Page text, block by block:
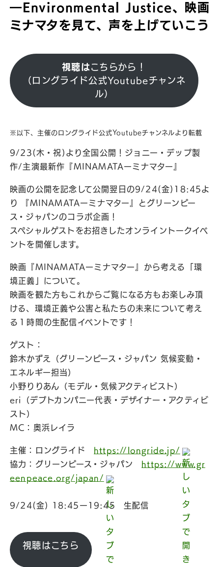
―Environmental Justice、映画
ミナマタを見て、声を上げていこう
視聴は こちらから！
（ロングライド公式Youtubeチャンネ
ル）
※以下、主催のロングライド公式Youtubeチャンネルより転載
9/23(木・祝)より全国公開！ジョニー・デップ製
作/主演最新作『MINAMATAーミナマター』
映画の公開を記念して公開翌日の9/24(金)18:45よ
り 『MINAMATAーミナマター』とグリーンピー
ス・ジャパンのコラボ企画！
スペシャルゲストをお招きしたオンライントークイベ
ントを開催します。
映画『MINAMATAーミナマター』から考える「環
境正義」について。
映画を観た方もこれからご覧になる方もお楽しみ頂
ける、環境正義や公害と私たちの未来について考え
る１時間の生配信イベントです！
ゲスト：
鈴木かずえ（グリーンピース・ジャパン 気候変動・
エネルギー担当）
小野りりあん（モデル・気候アクティビスト）
eri（デプトカンパニー代表・デザイナー・アクティビ
スト）
MC：奥浜レイラ
主催：ロングライド
https://longride.jp/
協力：グリーンピース・ジャパン
https://www.gr
eenpeace.org/japan/
9/24(金) 18:45ー19:45 生配信
視聴はこちら